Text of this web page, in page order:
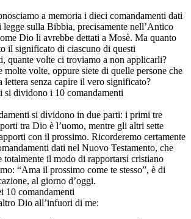
a memoria i dieci comandamenti dati
legge sulla Bibbia, precisamente nell’Antico
Dio li avrebbe dettati a Mosè. Ma quanto
il significato di ciascuno di questi
quante volte ci troviamo a non applicarli?
molte volte, oppure siete di quelle persone che
lettera senza capire il vero significato?
si dividono i 10 comandamenti
si dividono in due parti: i primi tre
tra Dio è l’uomo, mentre gli altri sette
con il prossimo. Ricorderemo certamente
dati nel Nuovo Testamento, che
totalmente il modo di rapportarsi cristiano
“Ama il prossimo come te stesso”, è di
al giorno d’oggi.
10 comandamenti
Dio all’infuori di me: